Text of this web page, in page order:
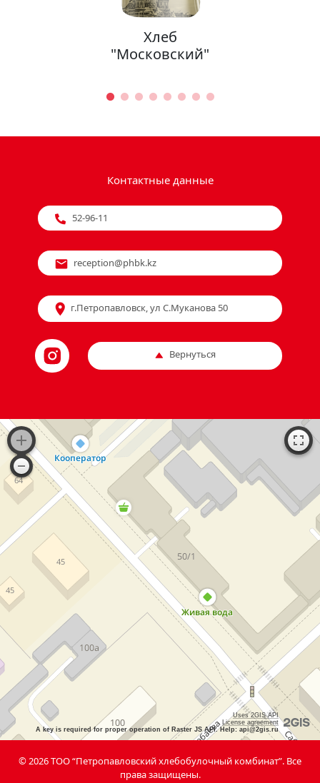
Хлеб
"Московский"
Контактные данные
52-96-11
reception@phbk.kz
г.Петропавловск, ул С.Муканова 50
Вернуться
Uses 2GIS API
License agreement
A key is required for proper operation of Raster JS API. Help: api@2gis.ru
©2026ТОО “Петропавловский хлебобулочный комбинат”. Все
права защищены.